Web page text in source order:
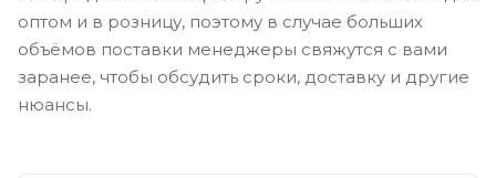
оптом и в розницу, поэтому в случае больших
объёмов поставки менеджеры свяжутся с вами
заранее, чтобы обсудить сроки, доставку и другие
нюансы.